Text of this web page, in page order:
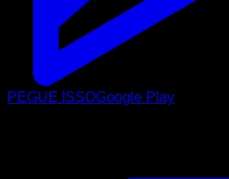
PEGUE ISSOGoogle Play